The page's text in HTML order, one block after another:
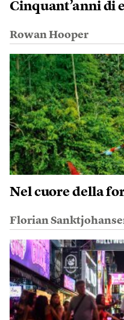
Cinquant’anni di
Rowan Hooper
Nel cuore della
Florian